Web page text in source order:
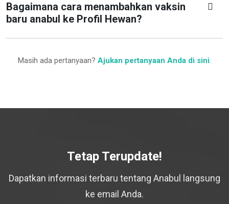
Bagaimana cara menambahkan vaksin
baru anabul ke Profil Hewan?
Masih ada pertanyaan? Ajukan pertanyaan Anda di sini.
Tetap Terupdate!
Dapatkan informasi terbaru tentang Anabul langsung
ke email Anda.